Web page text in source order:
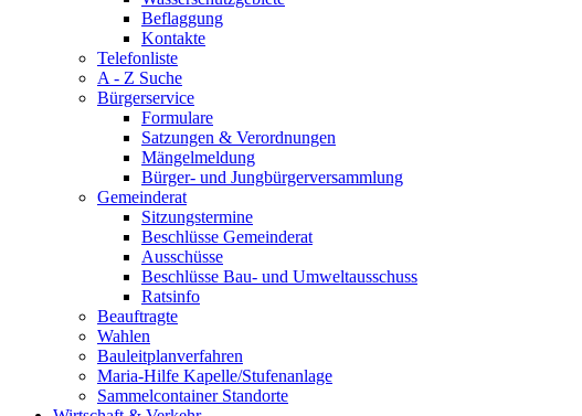
Beflaggung
Kontakte
Telefonliste
A - Z Suche
Bürgerservice
Formulare
Satzungen & Verordnungen
Mängelmeldung
Bürger- und Jungbürgerversammlung
Gemeinderat
Sitzungstermine
Beschlüsse Gemeinderat
Ausschüsse
Beschlüsse Bau- und Umweltausschuss
Ratsinfo
Beauftragte
Wahlen
Bauleitplanverfahren
Maria-Hilfe Kapelle/Stufenanlage
Sammelcontainer Standorte